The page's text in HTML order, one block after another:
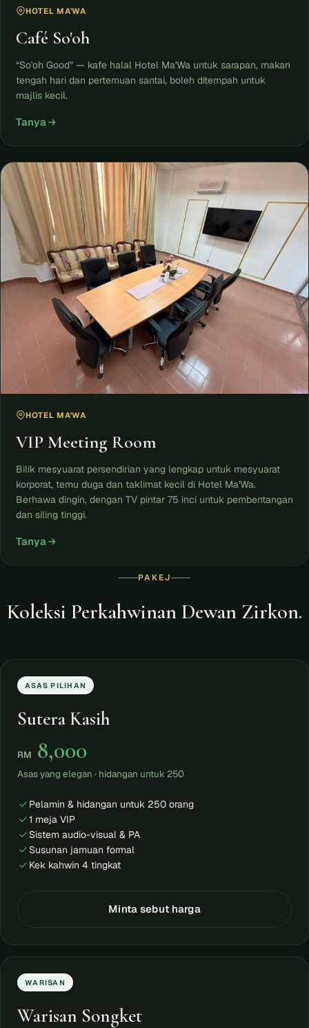
HOTEL MA'WA
Café So'oh
“So'oh Good” — kafe halal Hotel Ma'Wa untuk sarapan, makan
tengah hari dan pertemuan santai, boleh ditempah untuk
majlis kecil.
Tanya
HOTEL MA'WA
VIP Meeting Room
Bilik mesyuarat persendirian yang lengkap untuk mesyuarat
korporat, temu duga dan taklimat kecil di Hotel Ma'Wa.
Berhawa dingin, dengan TV pintar 75 inci untuk pembentangan
dan siling tinggi.
Tanya
PAKEJ
Koleksi Perkahwinan Dewan Zirkon.
ASAS PILIHAN
Sutera Kasih
RM 8,000
Asas yang elegan · hidangan untuk 250
Pelamin & hidangan untuk 250 orang
1 meja VIP
Sistem audio-visual & PA
Susunan jamuan formal
Kek kahwin 4 tingkat
Minta sebut harga
WARISAN
Warisan Songket